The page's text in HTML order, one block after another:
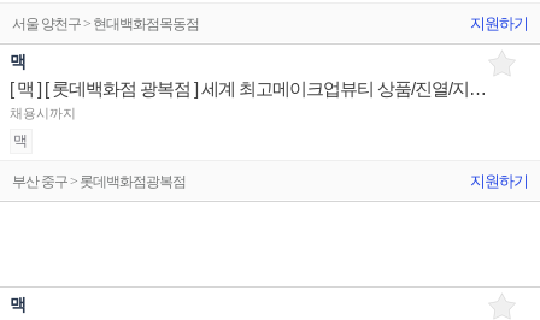
서울 양천구 > 현대백화점목동점 지원하기
맥
[ 맥 ] [ 롯데백화점 광복점 ] 세계 최고메이크업뷰티 상품/진열/지원 매장판매사원
채용시까지
맥
부산 중구 > 롯데백화점광복점 지원하기
맥